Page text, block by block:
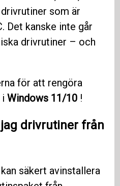
som är
Det kanske inte går
drivrutiner – och
för att rengöra
iWindows 11/10 !
drivrutiner från
säkert avinstallera